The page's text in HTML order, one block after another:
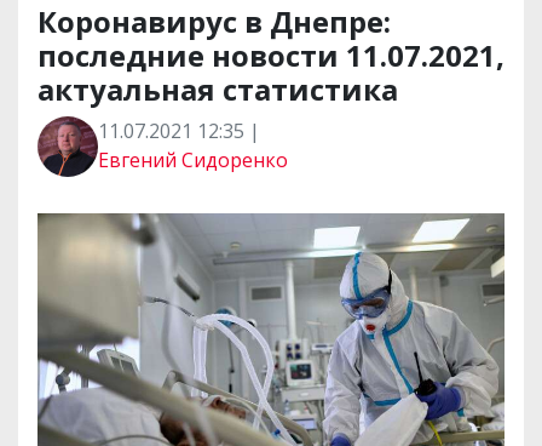
Коронавирус в Днепре:
последние новости 11.07.2021,
актуальная статистика
11.07.2021 12:35 |
Евгений Сидоренко